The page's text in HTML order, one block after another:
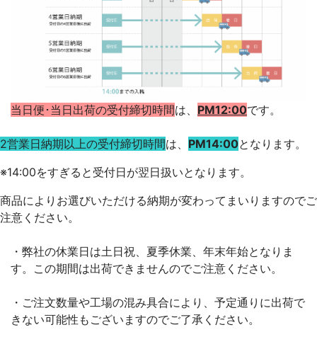
当日便･当日出荷の受付締切時間は、 PM12:00です。
2営業日納期以上の受付締切時間は、 PM14:00となります。
※14:00をすぎると 受付日が翌日扱いとなります。
商品によりお選びいただける納期が変わってまいりますのでご
注意ください。
・弊社の休業日は土日祝、夏季休業、年末年始となりま
す。この期間は出荷できませんのでご注意ください。
・ご注文数量や工場の混み具合により、予定通りに出荷で
きない可能性もございますのでご了承ください。